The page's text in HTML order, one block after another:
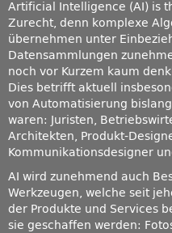
Artificial Intelligence (AI) is
Zurecht, denn komplexe
übernehmen unter
Datensammlungen
noch vor Kurzem kaum
Dies betrifft aktuell
von Automatisierung
waren: Juristen,
Architekten, Produkt-
Kommunikationsdesigner
AI wird zunehmend auch
Werkzeugen, welche seit
der Produkte und Services
sie geschaffen werden: